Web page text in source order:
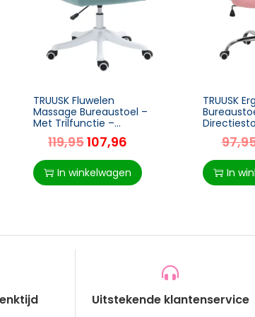
TRUUSK Fluwelen
Massage Bureaustoel –
Met Trilfunctie –
Afmetingen 55cm x
65cm x 86cm – Groen
119,95107,96
In winkelwagen
TRUUSK
60,5 x
In
Uitstekende klantenservice